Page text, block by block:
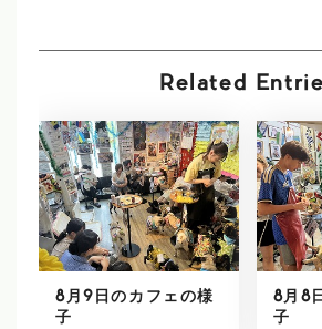
Related
8月9日のカフェの様
子
8月8
子